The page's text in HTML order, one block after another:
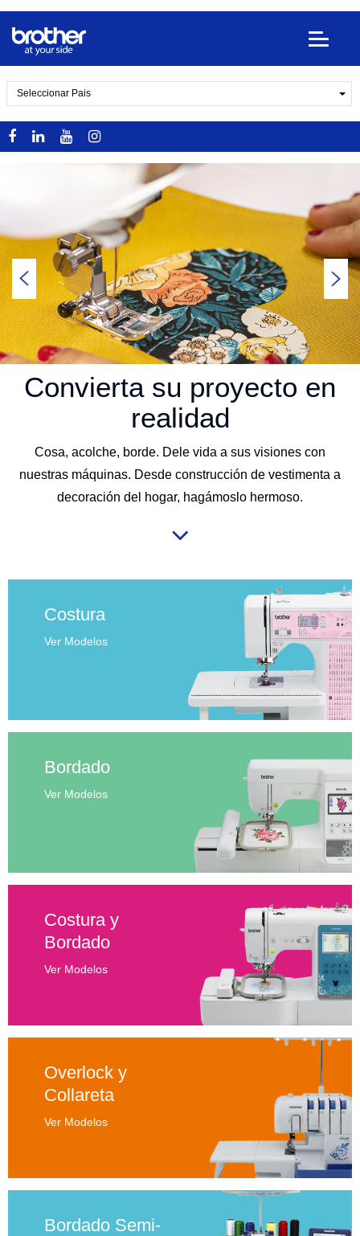
Seleccionar Pais
Convierta su proyecto en
realidad
Cosa, acolche, borde. Dele vida a sus visiones con
nuestras máquinas. Desde construcción de vestimenta a
decoración del hogar, hagámoslo hermoso.
Costura
Ver Modelos
Bordado
Ver Modelos
Costura y
Bordado
Ver Modelos
Overlock y
Collareta
Ver Modelos
Bordado Semi-